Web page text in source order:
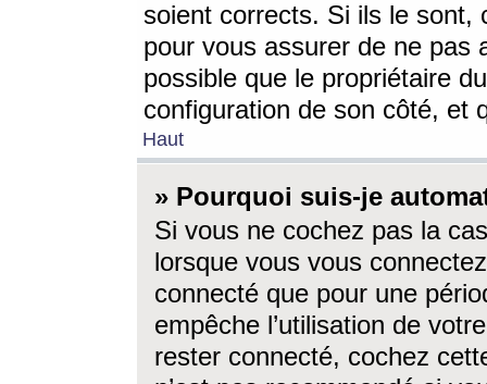
soient corrects. Si ils le sont,
pour vous assurer de ne pas
possible que le propriétaire
configuration de son côté, et
Haut
» Pourquoi suis-je
Si vous ne cochez pas la
lorsque vous vous
connecté que pour une
empêche l’utilisation de
rester connecté, cochez